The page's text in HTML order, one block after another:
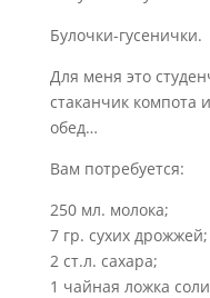
Булочки-гусенички.
Для меня это
стаканчик компота
обед…
Вам потребуется:
250 мл. молока;
7 гр. сухих дрожжей;
2 ст.л. сахара;
1 чайная ложка